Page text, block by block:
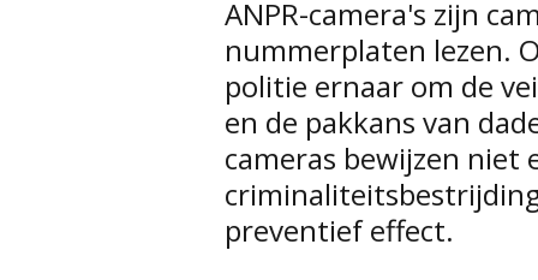
ANPR-camera's zijn
nummerplaten lezen.
politie ernaar om de
en de pakkans van
cameras bewijzen
preventief effect.